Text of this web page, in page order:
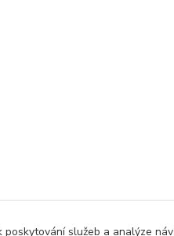
poskytování služeb a analýze